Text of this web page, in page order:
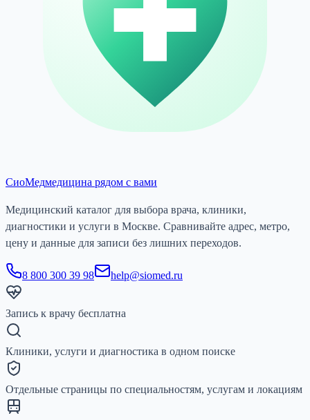
СиоМедмедицина рядом с вами
Медицинский каталог для выбора врача, клиники,
диагностики и услуги в Москве. Сравнивайте адрес, метро,
цену и данные для записи без лишних переходов.
8 800 300 39 98 help@siomed.ru
Запись к врачу бесплатна
Клиники, услуги и диагностика в одном поиске
Отдельные страницы по специальностям, услугам и локациям